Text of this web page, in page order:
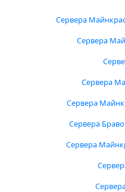
Сервера
Сервера
Сервера
Сервера
Сервера
Сервера